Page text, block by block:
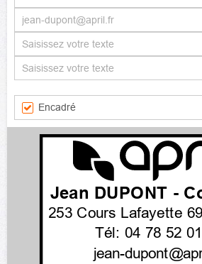
Encadré
Jean DUPONT -
253 Cours Lafayette
Tél: 04 78 52
jean-